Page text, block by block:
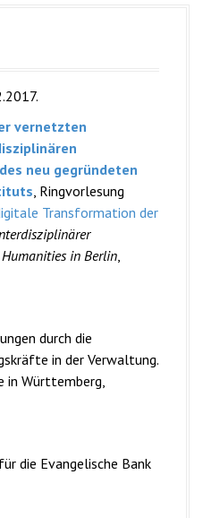
vernetzten
neu gegründeten
, Ringvorlesung
Transformation der
in Berlin,
durch die
in der Verwaltung.
in Württemberg,
die Evangelische Bank